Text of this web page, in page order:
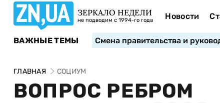
ЗЕРКАЛО НЕДЕЛИ
не подводим с 1994-го года Новости
ВАЖНЫЕ ТЕМЫ Смена правительства и
ГЛАВНАЯ СОЦИУМ
ВОПРОС РЕБРОМ